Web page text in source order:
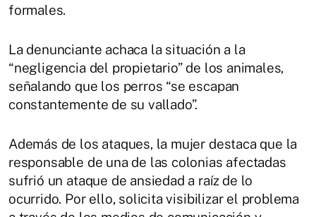
formales.
La denunciante achaca la situación a la
“negligencia del propietario” de los animales,
señalando que los perros “se escapan
constantemente de su vallado”.
Además de los ataques, la mujer destaca que la
responsable de una de las colonias afectadas
sufrió un ataque de ansiedad a raíz de lo
ocurrido. Por ello, solicita visibilizar el problema